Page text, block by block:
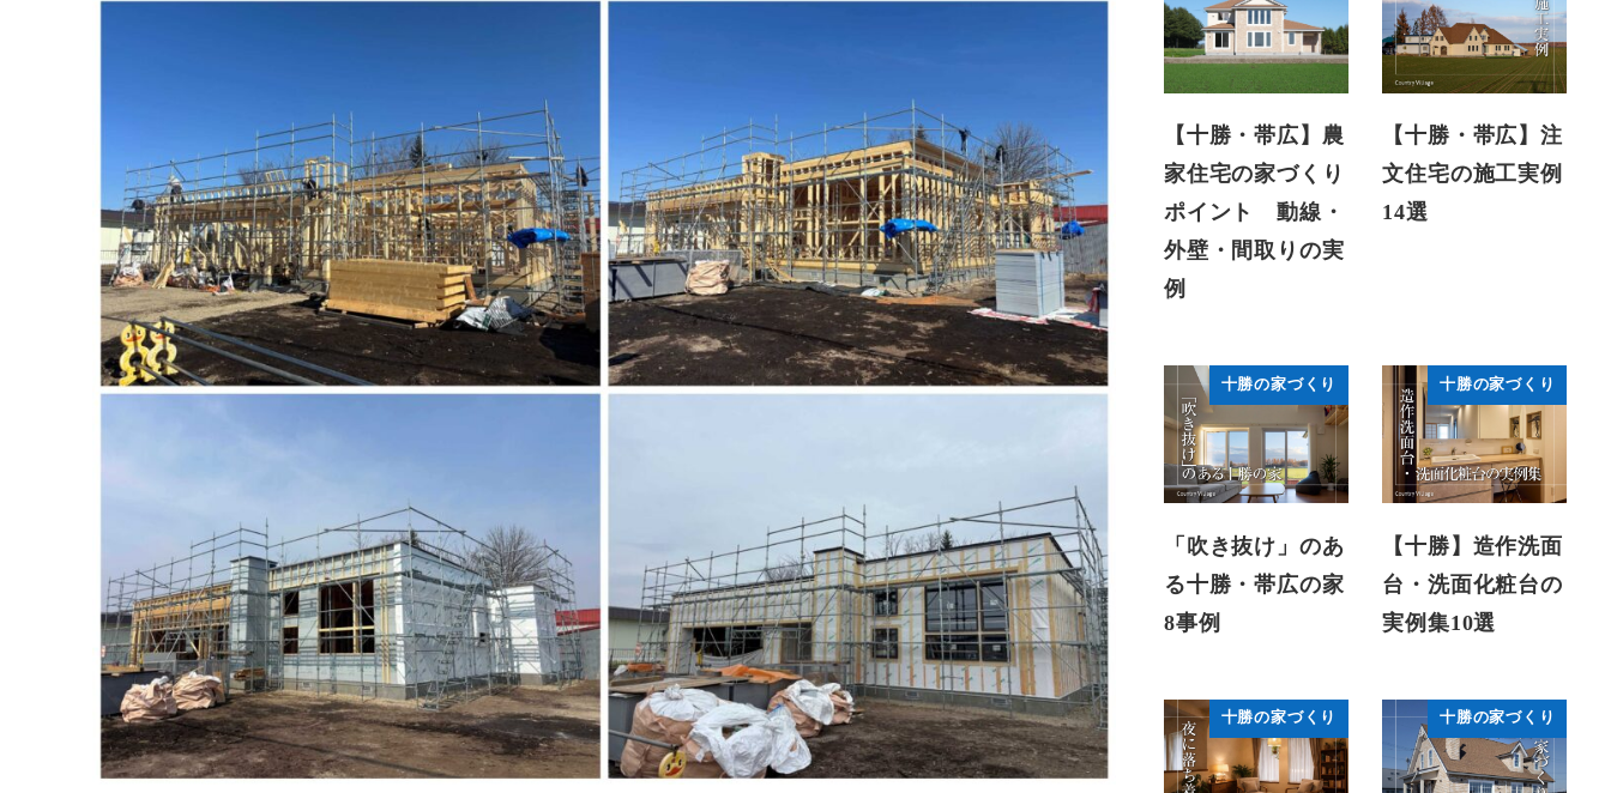
【十勝・帯広】農
家住宅の家づくり
ポイント 動線・
外壁・間取りの実
例
【十勝・帯広】注
文住宅の施工実例
14選
十勝の家づくり
「吹き抜け」のあ
る十勝・帯広の家
8事例
十勝の家づくり
【十勝】造作洗面
台・洗面化粧台の
実例集10選
十勝の家づくり 十勝の家づくり